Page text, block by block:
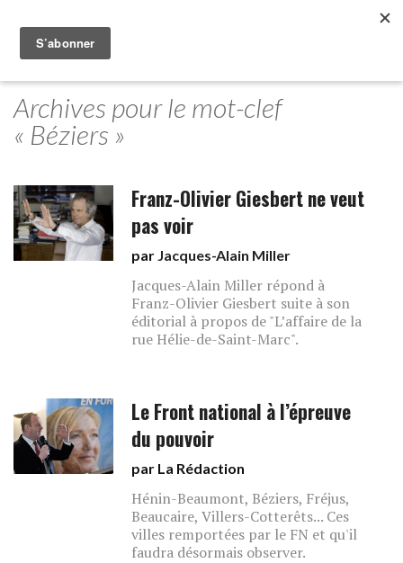
Archives pour le mot-clef
« Béziers »
Franz-Olivier Giesbert ne veut
pas voir
par Jacques-Alain Miller
Jacques-Alain Miller répond à
Franz-Olivier Giesbert suite à son
éditorial à propos de "L’affaire de la
rue Hélie-de-Saint-Marc".
Le Front national à l’épreuve
du pouvoir
par La Rédaction
Hénin-Beaumont, Béziers, Fréjus,
Beaucaire, Villers-Cotterêts... Ces
villes remportées par le FN et qu'il
faudra désormais observer.